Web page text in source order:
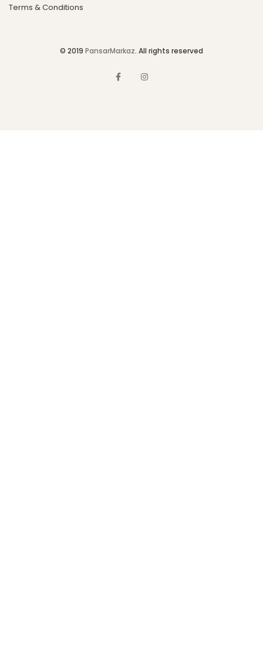
Terms & Conditions
© 2019 PansarMarkaz. All rights reserved